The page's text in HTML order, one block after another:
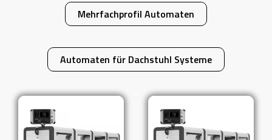
Mehrfachprofil Automaten
Automaten für Dachstuhl Systeme